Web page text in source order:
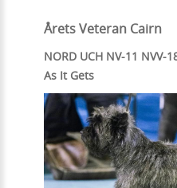
Årets Veteran Cairn
NORD UCH NV-11 NVV-
As It Gets